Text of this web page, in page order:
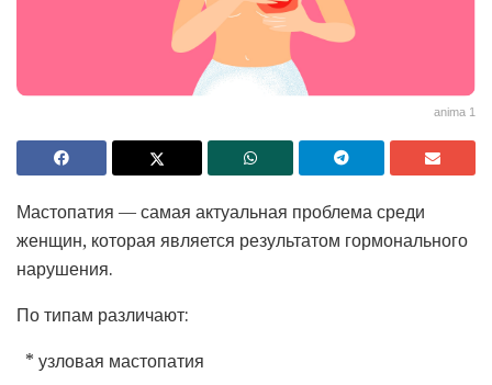
anima 1
Мастопатия — самая актуальная проблема среди
женщин, которая является результатом гормонального
нарушения.
По типам различают:
* узловая мастопатия